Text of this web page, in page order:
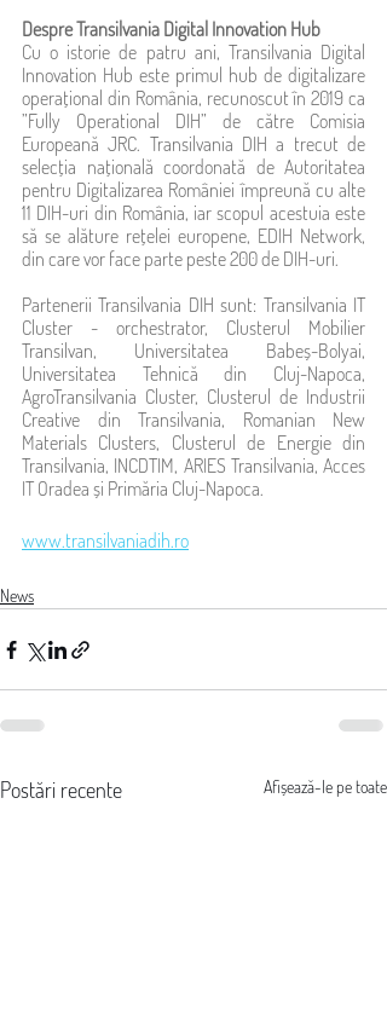
Despre Transilvania Digital Innovation Hub
Cu o istorie de patru ani, Transilvania Digital
Innovation Hub este primul hub de digitalizare
operațional din România, recunoscut în 2019 ca
”Fully Operational DIH” de către Comisia
Europeană JRC. Transilvania DIH a trecut de
selecția națională coordonată de Autoritatea
pentru Digitalizarea României împreună cu alte
11 DIH-uri din România, iar scopul acestuia este
să se alăture rețelei europene, EDIH Network,
din care vor face parte peste 200 de DIH-uri.
Partenerii Transilvania DIH sunt: Transilvania IT
Cluster - orchestrator, Clusterul Mobilier
Transilvan, Universitatea Babeș-Bolyai,
Universitatea Tehnică din Cluj-Napoca,
AgroTransilvania Cluster, Clusterul de Industrii
Creative din Transilvania, Romanian New
Materials Clusters, Clusterul de Energie din
Transilvania, INCDTIM, ARIES Transilvania, Acces
IT Oradea și Primăria Cluj-Napoca.
www.transilvaniadih.ro
News
Postări recente Afișează-le pe toate